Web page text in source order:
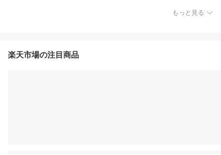
もっと見る
楽天市場の注目商品